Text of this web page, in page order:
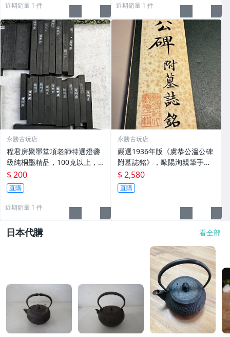
近期銷量 1 件 近期銷量 1 件
永勝古玩店
程君房聚墨堂項老師特選燈盞
級純桐墨精品，100克以上，
檀香墨質細膩黑亮 藍紫光放 檢
驗嚴選推薦 燈盞級墨 放藍紫光
檢驗嚴選
$ 200
直購
近期銷量 1 件
永勝古玩店
嚴選1936年版《虞恭公溫公碑
附墓誌銘》，歐陽洵親筆手
跡，典藏歷史與書法珍品 唐史
研究 碑刻藝術 田中和市版
$ 2,580
直購
日本代購 看全部